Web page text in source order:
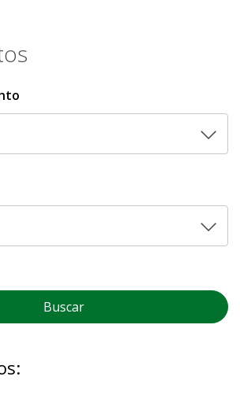
legislativas na CLDF podem
Buscar